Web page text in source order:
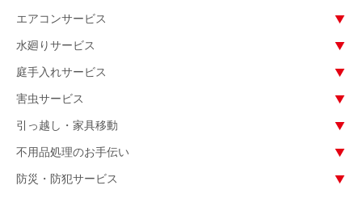
エアコンサービス
水廻りサービス
庭手入れサービス
害虫サービス
引っ越し・家具移動
不用品処理のお手伝い
防災・防犯サービス